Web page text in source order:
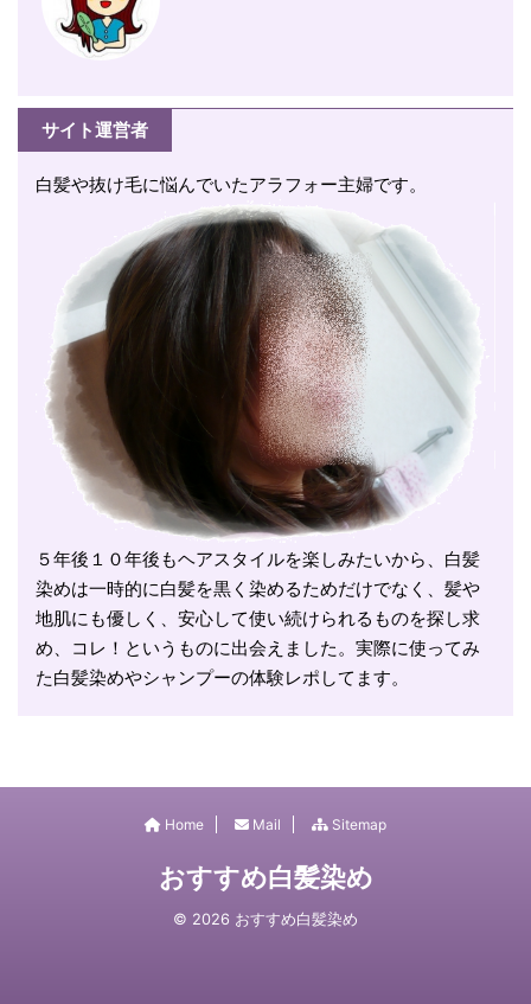
サイト運営者
白髪や抜け毛に悩んでいたアラフォー主婦です。
５年後１０年後もヘアスタイルを楽しみたいから、白髪
染めは一時的に白髪を黒く染めるためだけでなく、髪や
地肌にも優しく、安心して使い続けられるものを探し求
め、コレ！というものに出会えました。実際に使ってみ
た白髪染めやシャンプーの体験レポしてます。
Home Mail Sitemap
おすすめ白髪染め
© 2026 おすすめ白髪染め